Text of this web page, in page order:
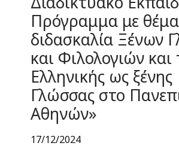
Πρόγραμμα με
διδασκαλία Ξένων
και Φιλολογιών και
Ελληνικής ως ξένης
Γλώσσας στο
Αθηνών»
17/12/2024